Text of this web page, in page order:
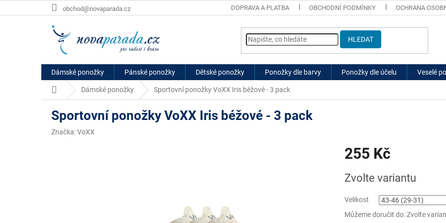
na
obchod@novaparada.cz DOPRAVA A PLATBA OBCHODNÍ PODMÍNKY OCHRANA
HLEDAT
Dámské ponožky Pánské ponožky Dětské ponožky Ponožky dle barvy Ponožky dle účelu Veselé
Domů Dámské ponožky Sportovní ponožky VoXX Iris béžové - 3 pack
Sportovní ponožky VoXX Iris béžové - 3 pack
Značka:VoXX
255 Kč
cena:
Zvolte variantu
Velikost
Můžeme doručit do:Zvolte